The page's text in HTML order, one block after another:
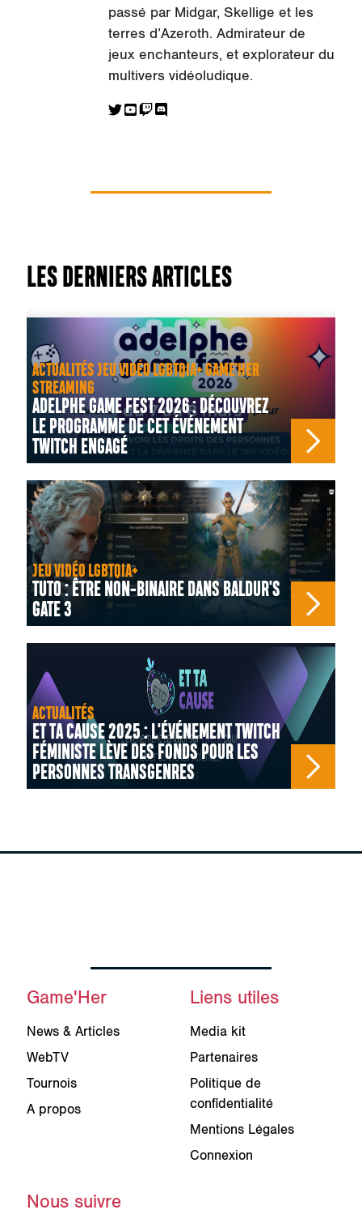
passé par Midgar, Skellige et les
terres d’Azeroth. Admirateur de
jeux enchanteurs, et explorateur du
multivers vidéoludique.
LES DERNIERS ARTICLES
ACTUALITÉS JEU VIDÉO LGBTQIA+ GAME'HER
STREAMING
ADELPHE GAME FEST 2026 : DÉCOUVREZ
LE PROGRAMME DE CET ÉVÉNEMENT
TWITCH ENGAGÉ
JEU VIDÉO LGBTQIA+
TUTO : ÊTRE NON-BINAIRE DANS BALDUR'S
GATE 3
ACTUALITÉS
ET TA CAUSE 2025 : L'ÉVÉNEMENT TWITCH
FÉMINISTE LÈVE DES FONDS POUR LES
PERSONNES TRANSGENRES
Game'Her
News & Articles
WebTV
Tournois
A propos
Liens utiles
Media kit
Partenaires
Politique de
confidentialité
Mentions Légales
Connexion
Nous suivre